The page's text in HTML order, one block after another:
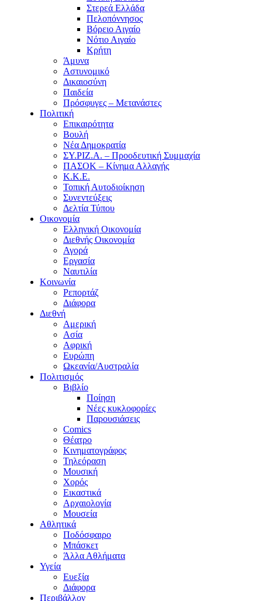
Στερεά Ελλάδα
Πελοπόννησος
Βόρειο Αιγαίο
Νότιο Αιγαίο
Κρήτη
Άμυνα
Αστυνομικό
Δικαιοσύνη
Παιδεία
Πρόσφυγες – Μετανάστες
Πολιτική
Επικαιρότητα
Βουλή
Νέα Δημοκρατία
ΣΥ.ΡΙΖ.Α. – Προοδευτική Συμμαχία
ΠΑΣΟΚ – Κίνημα Αλλαγής
Κ.Κ.Ε.
Τοπική Αυτοδιοίκηση
Συνεντεύξεις
Δελτία Τύπου
Οικονομία
Ελληνική Οικονομία
Διεθνής Οικονομία
Αγορά
Εργασία
Ναυτιλία
Κοινωνία
Ρεπορτάζ
Διάφορα
Διεθνή
Αμερική
Ασία
Αφρική
Ευρώπη
Ωκεανία/Αυστραλία
Πολιτισμός
Βιβλίο
Ποίηση
Νέες κυκλοφορίες
Παρουσιάσεις
Comics
Θέατρο
Κινηματογράφος
Τηλεόραση
Μουσική
Χορός
Εικαστικά
Αρχαιολογία
Μουσεία
Αθλητικά
Ποδόσφαιρο
Μπάσκετ
Άλλα Αθλήματα
Υγεία
Ευεξία
Διάφορα
Περιβάλλον